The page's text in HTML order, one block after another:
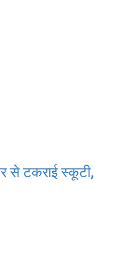
से टकराई स्कूटी,